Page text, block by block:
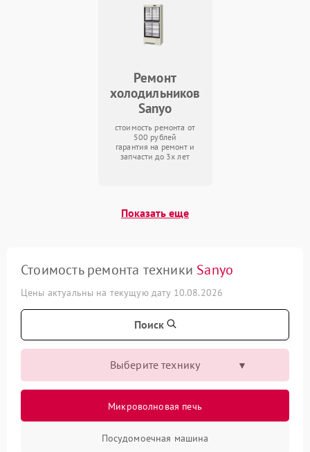
Ремонт
холодильников
Sanyo
стоимость ремонта от
500 рублей
гарантия на ремонт и
запчасти до 3х лет
Показать еще
Стоимость ремонта техники Sanyo
Цены актуальны на текущую дату 10.08.2026
Поиск
Выберите технику
Микроволновая печь
Посудомоечная машина